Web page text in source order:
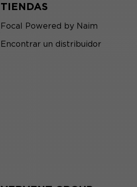
TIENDAS
Focal Powered by Naim
Encontrar un distribuidor